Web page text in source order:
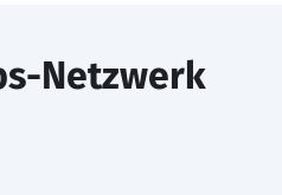
Netzwerk